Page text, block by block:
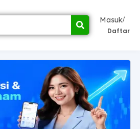
Masuk/
Daftar